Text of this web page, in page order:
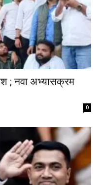
यश ; नवा अभ्यासक्रम
0